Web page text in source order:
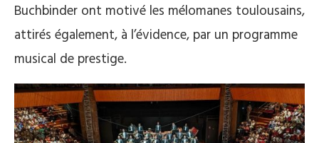
Buchbinder ont motivé les mélomanes toulousains,
attirés également, à l’évidence, par un programme
musical de prestige.